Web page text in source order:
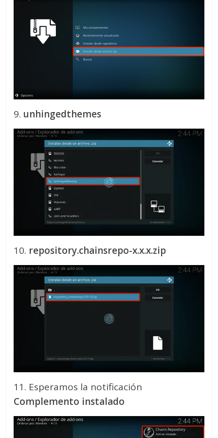
9. unhingedthemes
10. repository.chainsrepo-x.x.x.zip
11. Esperamos la notificación
Complemento instalado